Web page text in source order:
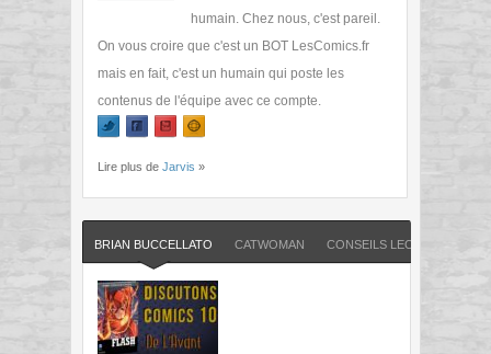
humain. Chez nous, c'est pareil.
On vous croire que c'est un BOT LesComics.fr
mais en fait, c'est un humain qui poste les
contenus de l'équipe avec ce compte.
Lire plus de Jarvis »
BRIAN BUCCELLATO CATWOMAN CONSEILS LECTURE